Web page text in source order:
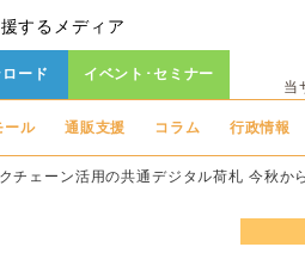
するメディア
ード イベント･セミナー
当
ール 通販支援 コラム 行政情報
チェーン活用の共通デジタル荷札 今秋か